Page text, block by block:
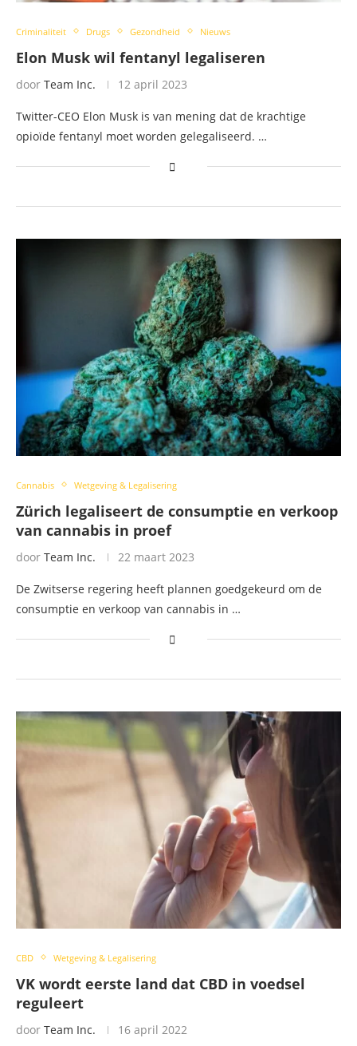
Criminaliteit Drugs Gezondheid Nieuws
Elon Musk wil fentanyl legaliseren
door Team Inc. 12 april 2023
Twitter-CEO Elon Musk is van mening dat de krachtige
opioïde fentanyl moet worden gelegaliseerd. …
Cannabis Wetgeving & Legalisering
Zürich legaliseert de consumptie en verkoop
van cannabis in proef
door Team Inc. 22 maart 2023
De Zwitserse regering heeft plannen goedgekeurd om de
consumptie en verkoop van cannabis in …
CBD Wetgeving & Legalisering
VK wordt eerste land dat CBD in voedsel
reguleert
door Team Inc. 16 april 2022